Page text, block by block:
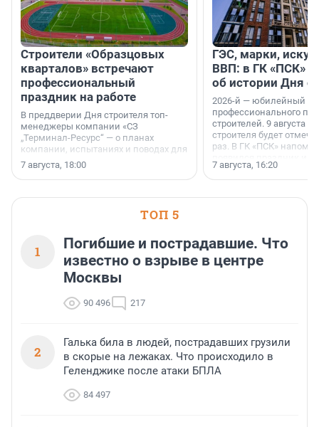
Строители «Образцовых
кварталов» встречают
профессиональный
праздник на работе
В преддверии Дня строителя топ-
менеджеры компании «СЗ
„Терминал-Ресурс“ — о планах
компании, испытаниях и поводах для
осторожного оптимизма.
7 августа, 18:00
ГЭС, марки,
ВВП: в ГК «ПСК»
об истории Дня
2026-й — юбилейный
профессионального
строителей. 9 августа
строителя будет
раз. В ГК «ПСК»
поменялась роль
7 августа, 16:20
ТОП 5
1
Погибшие и пострадавшие. Что
известно о взрыве в центре
Москвы
90 496 217
2
Галька била в людей, пострадавших грузили
в скорые на лежаках. Что происходило в
Геленджике после атаки БПЛА
84 497